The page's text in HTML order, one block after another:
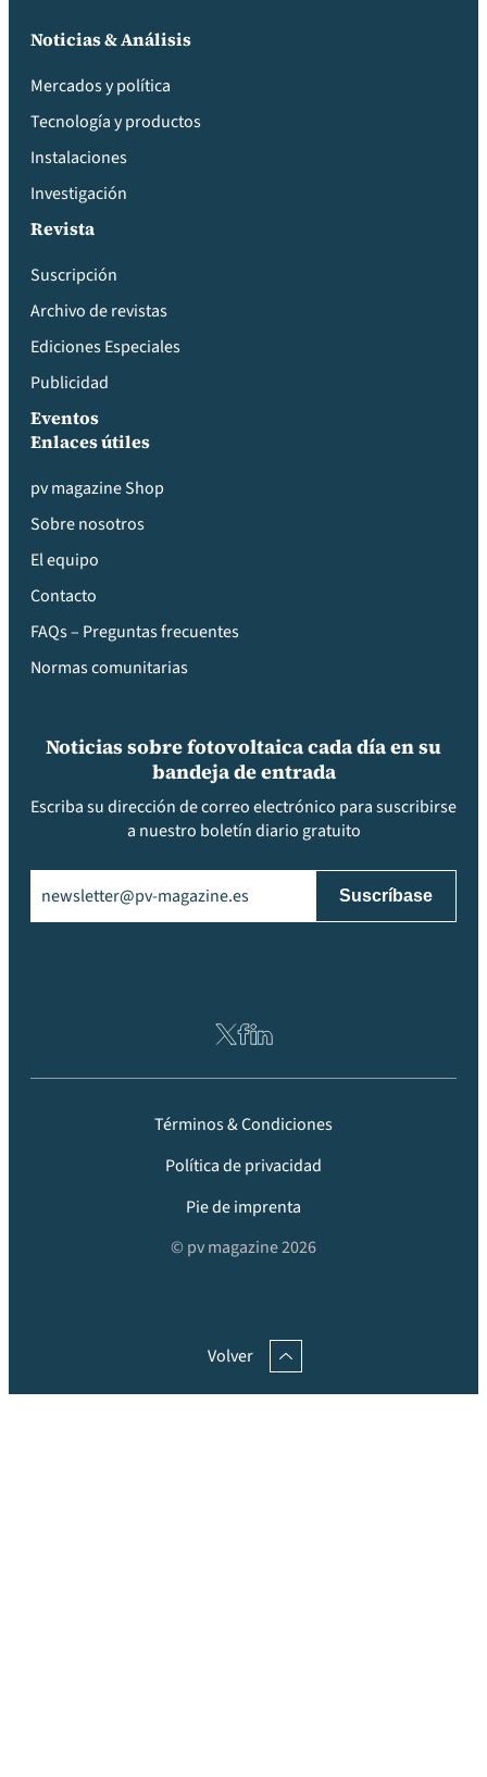
Noticias & Análisis
Mercados y política
Tecnología y productos
Instalaciones
Investigación
Revista
Suscripción
Archivo de revistas
Ediciones Especiales
Publicidad
Eventos
Enlaces útiles
pv magazine Shop
Sobre nosotros
El equipo
Contacto
FAQs – Preguntas frecuentes
Normas comunitarias
Noticias sobre fotovoltaica cada día en su
bandeja de entrada
Escriba su dirección de correo electrónico para suscribirse
a nuestro boletín diario gratuito
Términos & Condiciones
Política de privacidad
Pie de imprenta
© pv magazine 2026
Volver